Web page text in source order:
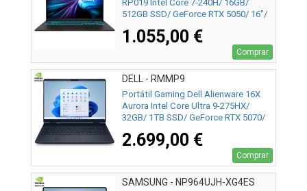
RP019 Intel Core 7-240H/ 16GB/
512GB SSD/ GeForce RTX 5050/ 16"/
1.055,00 €
Comprar
DELL - RMMP9
Portátil Gaming Dell Alienware 16X
Aurora Intel Core Ultra 9-275HX/
32GB/ 1TB SSD/ GeForce RTX 5070/
2.699,00 €
Comprar
SAMSUNG - NP964UJH-XG4ES